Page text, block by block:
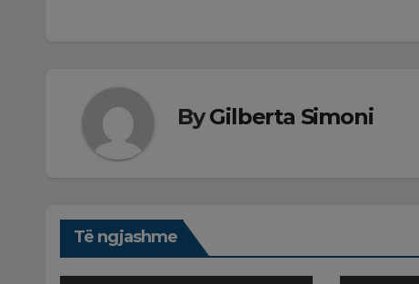
ByGilberta Simoni
Të ngjashme